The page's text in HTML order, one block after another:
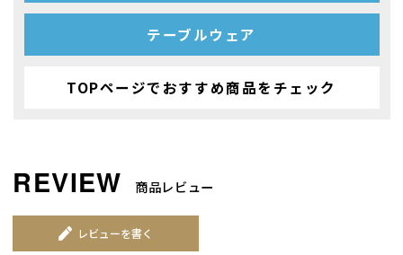
テーブルウェア
TOPページでおすすめ商品をチェック
商品レビュー
レビューを書く